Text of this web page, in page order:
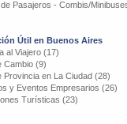
Pasajeros - Combis/
Útil en Buenos Aires
al Viajero (17)
Cambio (9)
Provincia en La Ciudad (28)
y Eventos Empresarios (26)
Turísticas (23)